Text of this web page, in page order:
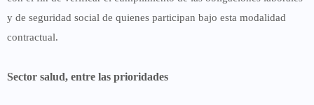
y de seguridad social de quienes participan bajo esta modalidad
contractual.
Sector salud, entre las prioridades